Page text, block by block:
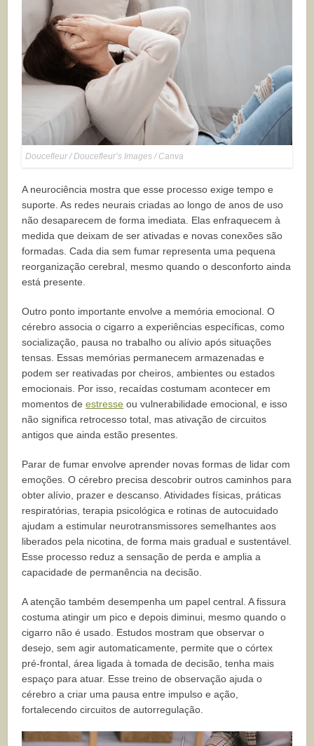
Doucefleur / Doucefleur’s Images / Canva
A neurociência mostra que esse processo exige tempo e
suporte. As redes neurais criadas ao longo de anos de uso
não desaparecem de forma imediata. Elas enfraquecem à
medida que deixam de ser ativadas e novas conexões são
formadas. Cada dia sem fumar representa uma pequena
reorganização cerebral, mesmo quando o desconforto ainda
está presente.
Outro ponto importante envolve a memória emocional. O
cérebro associa o cigarro a experiências específicas, como
socialização, pausa no trabalho ou alívio após situações
tensas. Essas memórias permanecem armazenadas e
podem ser reativadas por cheiros, ambientes ou estados
emocionais. Por isso, recaídas costumam acontecer em
momentos deestresse ou vulnerabilidade emocional, e isso
não significa retrocesso total, mas ativação de circuitos
antigos que ainda estão presentes.
Parar de fumar envolve aprender novas formas de lidar com
emoções. O cérebro precisa descobrir outros caminhos para
obter alívio, prazer e descanso. Atividades físicas, práticas
respiratórias, terapia psicológica e rotinas de autocuidado
ajudam a estimular neurotransmissores semelhantes aos
liberados pela nicotina, de forma mais gradual e sustentável.
Esse processo reduz a sensação de perda e amplia a
capacidade de permanência na decisão.
A atenção também desempenha um papel central. A fissura
costuma atingir um pico e depois diminui, mesmo quando o
cigarro não é usado. Estudos mostram que observar o
desejo, sem agir automaticamente, permite que o córtex
pré-frontal, área ligada à tomada de decisão, tenha mais
espaço para atuar. Esse treino de observação ajuda o
cérebro a criar uma pausa entre impulso e ação,
fortalecendo circuitos de autorregulação.